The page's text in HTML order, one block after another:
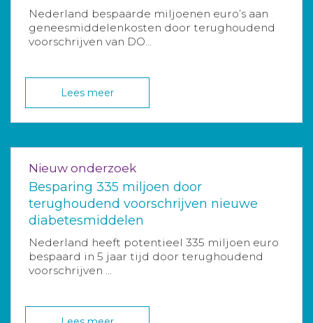
Nederland bespaarde miljoenen euro’s aan
geneesmiddelenkosten door terughoudend
voorschrijven van DO...
Lees meer
Nieuw onderzoek
Besparing 335 miljoen door
terughoudend voorschrijven nieuwe
diabetesmiddelen
Nederland heeft potentieel 335 miljoen euro
bespaard in 5 jaar tijd door terughoudend
voorschrijven ...